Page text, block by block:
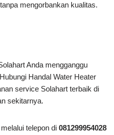
mengorbankan kualitas.
Anda mengganggu
Handal Water Heater
service Solahart terbaik di
sekitarnya.
telepon di 081299954028